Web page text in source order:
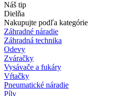
Náš tip
Dielňa
Nakupujte podľa kategórie
Záhradné náradie
Záhradná technika
Odevy
Zváračky
Vysávače a fukáry
Vŕtačky
Pneumatické náradie
Píly